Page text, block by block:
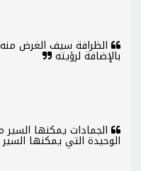
الظرافة سيف الغرض
بالإضافة لرؤيته
الجمادات يمكنها السير
الوحيدة التي يمكنها